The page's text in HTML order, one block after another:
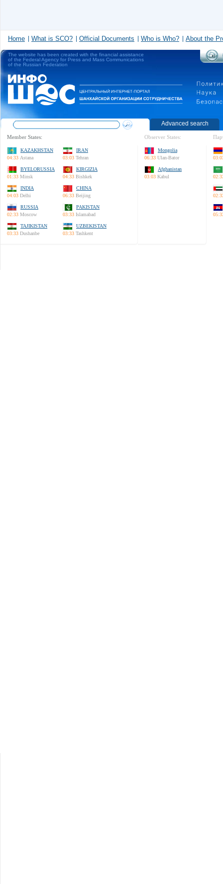
Home What is SCO? Official Documents Who is Who? About the
The website has been created with the financial assistance
of the Federal Agency for Press and Mass Communications
of the Russian Federation
Advanced search
Member States:
KAZAKHSTAN
04:33 Astana
IRAN
03:03 Tehran
BYELORUSSIA
01:33 Minsk
KIRGIZIA
04:33 Bishkek
INDIA
04:03 Delhi
CHINA
06:33 Beijing
RUSSIA
02:33 Moscow
PAKISTAN
03:33 Islamabad
TAJIKISTAN
03:33 Dushanbe
UZBEKISTAN
03:33 Tashkent
Observer States:
Mongolia
06:33 Ulan-Bator
Afghanistan
03:03 Kabul